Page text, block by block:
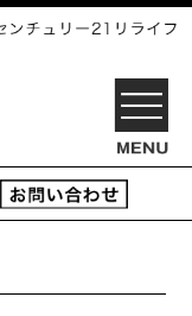
OPEN